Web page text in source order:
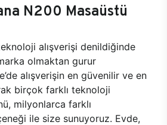
N200 Masaüstü
alışverişi denildiğinde
olmaktan gurur
alışverişin en güvenilir ve en
birçok farklı teknoloji
milyonlarca farklı
ile size sunuyoruz. Evde,